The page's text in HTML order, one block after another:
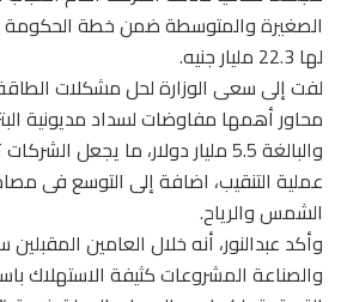
الصغيرة والمتوسطة ضمن خطة الحكومة
لها 22.3 مليار جنيه.
لفت إلى سعى الوزارة لحل مشكلات
محاور أهمها مفاوضات لسداد مديونية
والبالغة 5.5 مليار دولار، ما يجعل
عملية التنقيب، اضافة إلى التوسع فى
الشمس والرياح.
وأكد عبدالنور، أنه خلال العامين المقبلين
والصناعة المشروعات كثيفة الاستهلاك